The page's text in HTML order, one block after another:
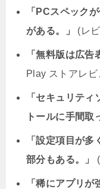
「PCスペック
がある。」
(レ
「無料版は広告
Play ストアレビ
「セキュリテ
トールに手間取
「設定項目が
部分もある。」
「稀にアプリが